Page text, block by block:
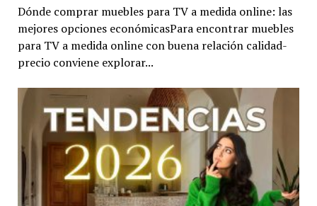
Dónde comprar muebles para TV a medida online: las
mejores opciones económicasPara encontrar muebles
para TV a medida online con buena relación calidad-
precio conviene explorar...